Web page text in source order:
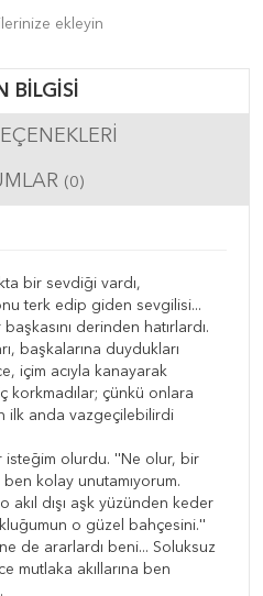
ekleyin
BILGISI
(0)
bir sevdiği vardı,
terk edip giden sevgilisi...
derinden hatırlardı.
başkalarına duydukları
içim acıyla kanayarak
korkmadılar; çünkü onlara
ilk anda vazgeçilebilirdi
isteğim olurdu. ''Ne olur, bir
kolay unutamıyorum.
dışı aşk yüzünden keder
o güzel bahçesini.''
de ararlardı beni... Soluksuz
mutlaka akıllarına ben